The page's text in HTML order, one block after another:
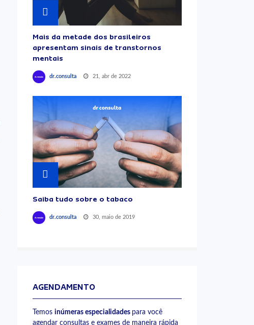
Mais da metade dos brasileiros
apresentam sinais de transtornos
mentais
dr.consulta 21, abr de 2022
Saiba tudo sobre o tabaco
dr.consulta 30, maio de 2019
AGENDAMENTO
Temos inúmeras especialidades para você
agendar consultas e exames de maneira rápida